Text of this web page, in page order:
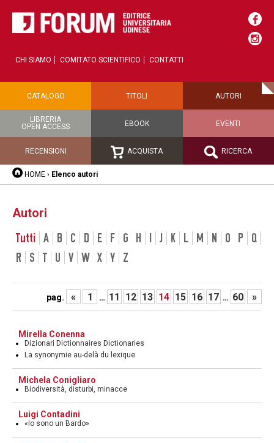
CHI SIAMO COMITATO SCIENTIFICO CONTATTI
CATALOGO TITOLI AUTORI
LIBRERIA
OPEN ACCESS
EBOOK EVENTI
RECENSIONI ACQUISTA RICERCA
HOME › Elenco autori
Autori
Tutti A B C D E F G H I J K L M N O P
Q
R
S T U V W X Y Z
pag. « 1 … 11 12 13 14 15 16 17 … 60 »
Mirella Conenna
Dizionari Dictionnaires Dictionaries
La synonymie au-delà du lexique
Michela Conigliaro
Biodiversità, disturbi, minacce
Luigi Contadini
«Io sono un Bardo»